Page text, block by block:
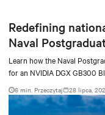
Redefining
Naval
deployment
Learn how the Naval
for an NVIDIA DGX GB300
facility, creating a repeatable
environments.
6 min. Przeczytaj 28 lipca,